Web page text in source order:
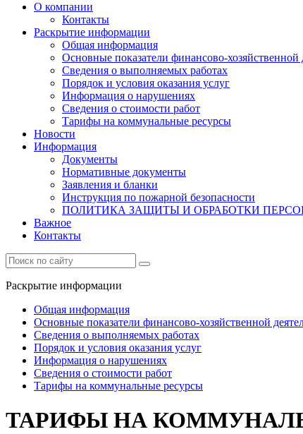
О компании
Контакты
Раскрытие информации
Общая информация
Основные показатели финансово-хозяйственной
Сведения о выполняемых работах
Порядок и условия оказания услуг
Информация о нарушениях
Сведения о стоимости работ
Тарифы на коммунальные ресурсы
Новости
Информация
Документы
Нормативные документы
Заявления и бланки
Инструкция по пожарной безопасности
ПОЛИТИКА ЗАЩИТЫ И ОБРАБОТКИ
Важное
Контакты
Раскрытие информации
Общая информация
Основные показатели финансово-хозяйственной
Сведения о выполняемых работах
Порядок и условия оказания услуг
Информация о нарушениях
Сведения о стоимости работ
Тарифы на коммунальные ресурсы
ТАРИФЫ НА